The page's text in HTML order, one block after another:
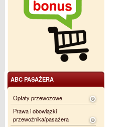
ABC PASAŻERA
Opłaty przewozowe
Prawa i obowiązki
przewoźnika/pasażera